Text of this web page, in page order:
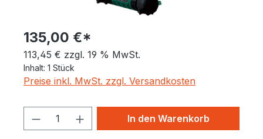
135,00 €*
113,45 € zzgl. 19 % MwSt.
Inhalt: 1 Stück
Preise inkl. MwSt. zzgl. Versandkosten
Produkt Anzahl: Gib den
In den Warenkorb